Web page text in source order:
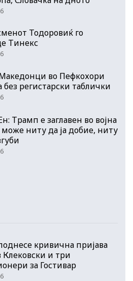
Тодоровиќ го
Тинекс
во Пефкохори
без регистарски таблички
Трамп е заглавен во војна
ниту да ја добие, ниту
кривична пријава
Клековски и три
за Гостивар